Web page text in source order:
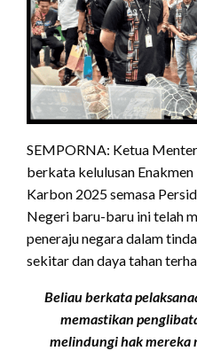
SEMPORNA: Ketua
berkata kelulusan
Karbon 2025 semasa
Negeri baru-baru ini telah
peneraju negara dalam
sekitar dan daya tahan
Beliau berkata
memastikan
melindungi hak mereka